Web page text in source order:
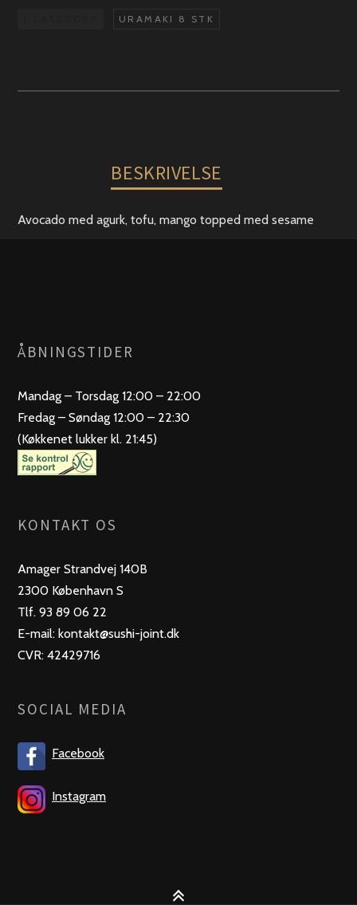
URAMAKI 8 STK
BESKRIVELSE
Avocado med agurk, tofu, mango topped med sesame
ÅBNINGSTIDER
Mandag – Torsdag 12:00 – 22:00
Fredag – Søndag 12:00 – 22:30
(Køkkenet lukker kl. 21:45)
KONTAKT OS
Amager Strandvej 140B
2300 København S
Tlf. 93 89 06 22
E-mail: kontakt@sushi-joint.dk
CVR: 42429716
SOCIAL MEDIA
Facebook
Instagram